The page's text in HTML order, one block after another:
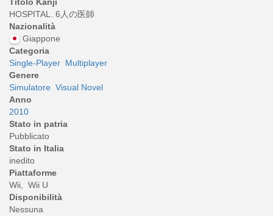
HOSPITAL. 6人の医師
Nazionalità
Giappone
Categoria
Single-Player Multiplayer
Genere
Simulatore Visual Novel
Anno
2010
Stato in patria
Pubblicato
Stato in Italia
inedito
Piattaforme
Wii, Wii U
Disponibilità
Nessuna